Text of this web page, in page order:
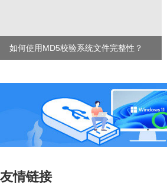
如何使用MD5校验系统文件完整性？
友情链接